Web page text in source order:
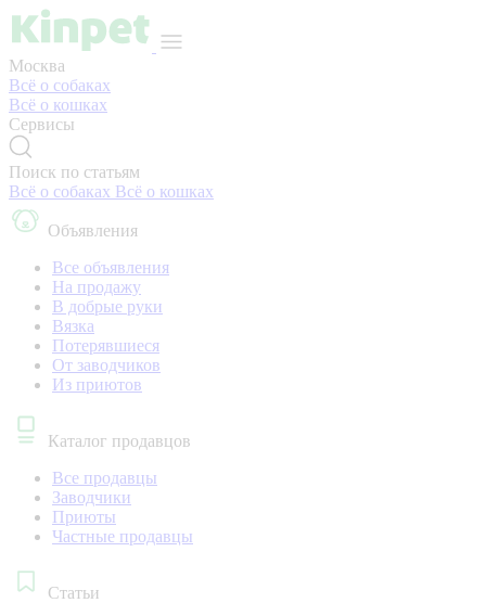
Москва
Всё о собаках
Всё о кошках
Сервисы
Поиск по статьям
Всё о собаках Всё о кошках
Объявления
Все объявления
На продажу
В добрые руки
Вязка
Потерявшиеся
От заводчиков
Из приютов
Каталог продавцов
Все продавцы
Заводчики
Приюты
Частные продавцы
Статьи